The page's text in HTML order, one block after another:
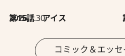
2026.7.30
第15話 アイス
コミック＆エッ